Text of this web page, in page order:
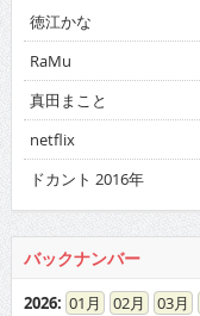
徳江かな
RaMu
真田まこと
netflix
ドカント 2016年
バックナンバー
2026: 01 02 03